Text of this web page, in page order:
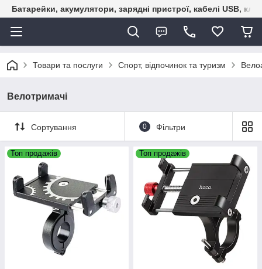
Батарейки, акумулятори, зарядні пристрої, кабелі USB,
Товари та послуги Спорт, відпочинок та туризм
Велотримачі
Сортування 0 Фільтри
Топ продажів Топ продажів